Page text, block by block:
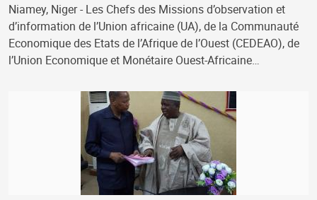
Niamey, Niger - Les Chefs des Missions d’observation et
d’information de l’Union africaine (UA), de la Communauté
Economique des Etats de l’Afrique de l’Ouest (CEDEAO), de
l’Union Economique et Monétaire Ouest-Africaine…